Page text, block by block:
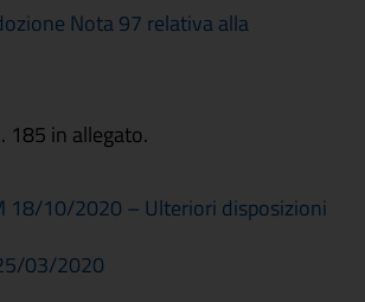
Nota 97 relativa alla
185 in allegato.
18/10/2020 – Ulteriori disposizioni
03/2020